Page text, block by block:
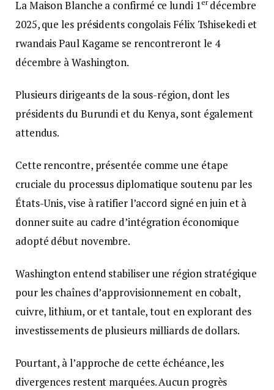
La Maison Blanche a confirmé ce lundi 1erdécembre
2025, que les présidents congolais Félix Tshisekedi et
rwandais Paul Kagame se rencontreront le 4
décembre à Washington.
Plusieurs dirigeants de la sous-région, dont les
présidents du Burundi et du Kenya, sont également
attendus.
Cette rencontre, présentée comme une étape
cruciale du processus diplomatique soutenu par les
États-Unis, vise à ratifier l’accord signé en juin et à
donner suite au cadre d’intégration économique
adopté début novembre.
Washington entend stabiliser une région stratégique
pour les chaînes d’approvisionnement en cobalt,
cuivre, lithium, or et tantale, tout en explorant des
investissements de plusieurs milliards de dollars.
Pourtant, à l’approche de cette échéance, les
divergences restent marquées. Aucun progrès